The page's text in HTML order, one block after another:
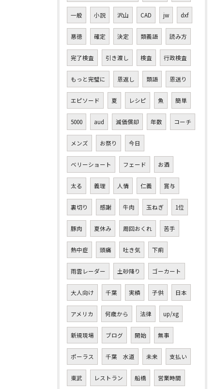
一般 小説 沢山 CAD jw dxf
悪徳 確定 決定 類義語 読み方
完了検査 引き渡し 検査 行政検査
もっと完璧に 恩返し 類語 恩送り
エピソード 夏 レシピ 魚 簡単
5000 aud 減価償却 年数 コーチ
メンズ お祭り 今日
ベリーショート フェード お酒
太る 義理 人情 仁義 賞与
裏切り 感謝 牛肉 玉ねぎ 1位
豚肉 夏休み 周回おくれ 苦手
熱中症 頭痛 吐き気 下痢
雨雲レーダー 土砂降り ゴーカート
大人向け 千葉 実績 子供 日本
アメリカ 何歳から 法律 up/xg
新規現場 ブログ 開始 無事
ポーラス 千葉 水道 未来 支払い
東武 レストラン 船橋 営業時間